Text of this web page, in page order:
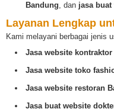
Bandung, dan jasa
Layanan Lengkap
Kami melayani berbagai jenis
Jasa website
Jasa website toko
Jasa website restoran
Jasa buat website